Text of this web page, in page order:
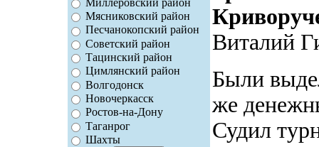
Миллеровский район
Мясниковский район
Песчанокопский район
Советский район
Тацинский район
Цимлянский район
Волгодонск
Новочеркасск
Ростов-на-Дону
Таганрог
Шахты
Виталий
Были
же
Судил